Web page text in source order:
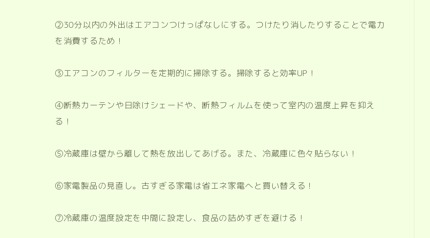
②30分以内の外出はエアコンつけっぱなしにする。つけたり消したりすることで電力
を消費するため！
③エアコンのフィルターを定期的に掃除する。掃除すると効率UP！
④断熱カーテンや日除けシェードや、断熱フィルムを使って室内の温度上昇を抑え
る！
⑤冷蔵庫は壁から離して熱を放出してあげる。また、冷蔵庫に色々貼らない！
⑥家電製品の見直し。古すぎる家電は省エネ家電へと買い替える！
⑦冷蔵庫の温度設定を中間に設定し、食品の詰めすぎを避ける！